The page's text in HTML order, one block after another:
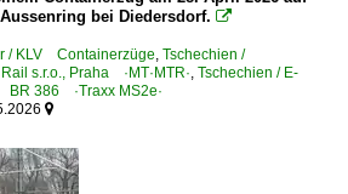
Biederitz – Zerbst – Roßlau – Dessau
Biesdorfer Kreuz – Springpfuhl – Karower
Braunschweig – Marienborn –
bei Diedersdorf. 
/ KLV Containerzüge, Tschechien /
s.r.o., Praha ·MT·MTR·, Tschechien / E-
BR 386 ·Traxx MS2e·
